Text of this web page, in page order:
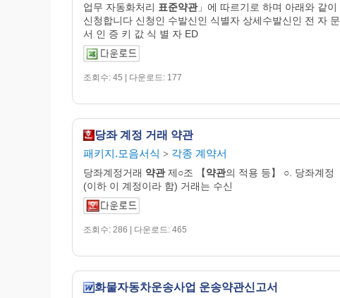
업무 자동화처리 표준약관」에 따르기로 하며 아래와 같이
신청합니다 신청인 수발신인 식별자 상세수발신인 전 자 문
서 인 증 키 값 식 별 자 ED
조회수: 45 | 다운로드: 177
당좌 계정 거래 약관
패키지.모음서식 > 각종 계약서
당좌계정거래 약관제○조 【약관의 적용 등】 ○. 당좌계정
(이하 이 계정이라 함) 거래는 수신
조회수: 286 | 다운로드: 465
화물자동차운송사업 운송약관신고서